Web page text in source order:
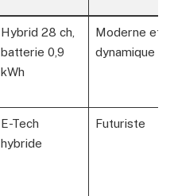
Hybrid 28 ch,
batterie 0,9
kWh
Moderne et
dynamique
E-Tech
hybride
Futuriste